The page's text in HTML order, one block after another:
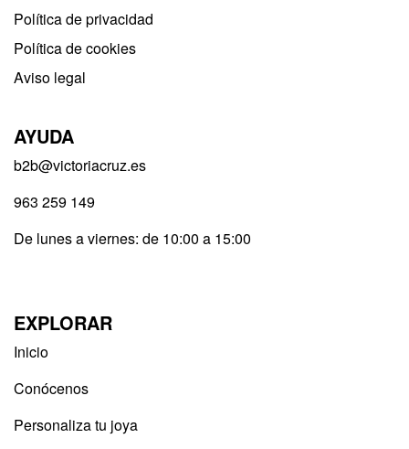
Política de privacidad​
Política de cookies
Aviso legal
AYUDA
b2b@victoriacruz.es
963 259 149
De lunes a viernes: de 10:00 a 15:00
EXPLORAR
Inicio
Conócenos
Personaliza tu joya